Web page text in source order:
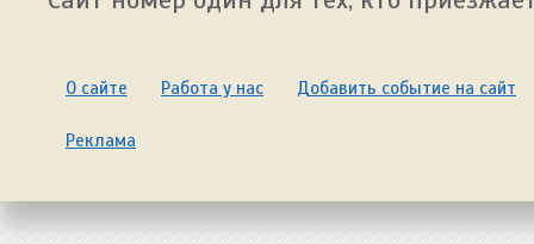
О сайте Работа у нас Добавить событие на сайт
Реклама